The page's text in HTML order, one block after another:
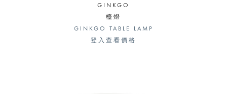
GINKGO
檯燈
GINKGO TABLE LAMP
登入查看價格